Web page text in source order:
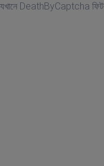
যেখানে DeathByCaptcha ফিট